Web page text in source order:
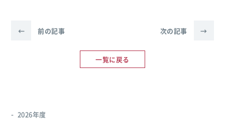
← 前の記事
一覧に戻る
次の記事 →
2026年度